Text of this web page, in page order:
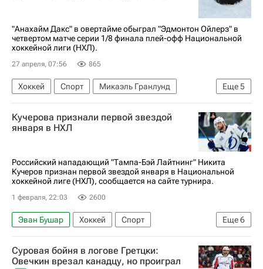
"Анахайм Дакс" в овертайме обыграл "Эдмонтон Ойлерз" в
четвертом матче серии 1/8 финала плей-офф Национальной
хоккейной лиги (НХЛ).
27 апреля, 07:56 865
Еще5
Хоккей Спорт
Микаэль Гранлунд
Джеффри Трюшон-Виль
Райан Пелинг
Анахайм Дакс
Эдмонтон Ойлерз
Кучерова признали первой звездой
января в НХЛ
Российский нападающий "Тампа-Бэй Лайтнинг" Никита
Кучеров признан первой звездой января в Национальной
хоккейной лиге (НХЛ), сообщается на сайте турнира.
1 февраля, 22:03 2600
Еще6
Эван Бушар Хоккей
Спорт
Никита Кучеров
Национальная хоккейная лига (НХЛ)
Суровая бойня в логове Гретцки:
Овечкин врезал канадцу, но проиграл